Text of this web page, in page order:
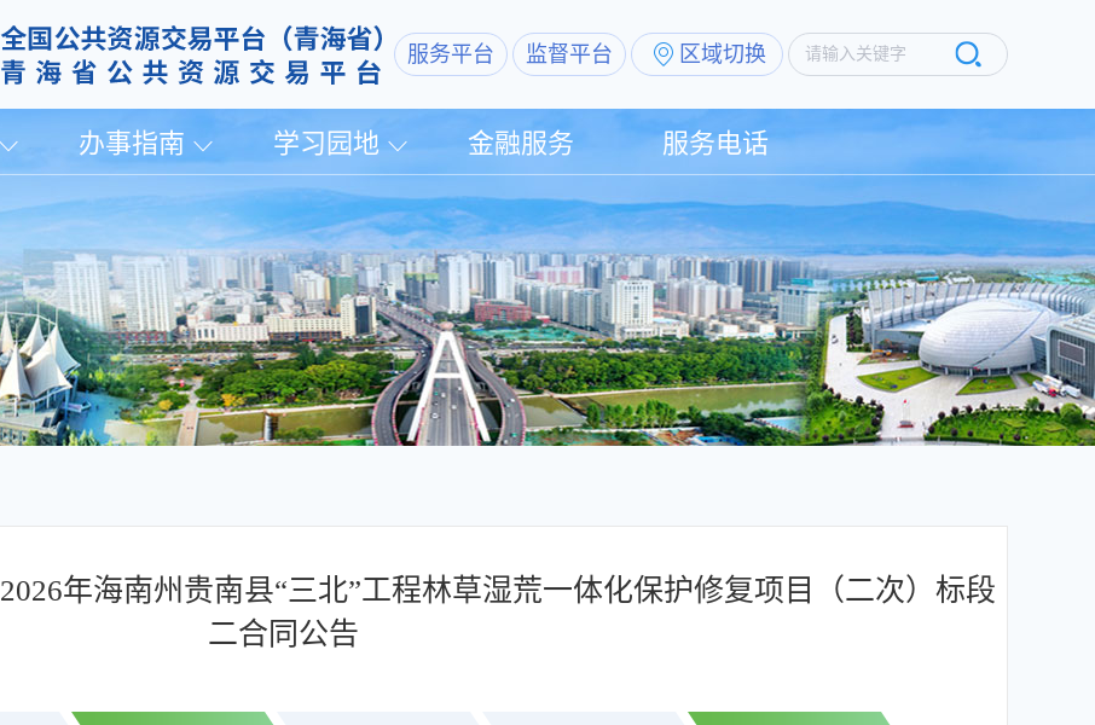
服务平台 监督平台 区域切换 请输入关键字
办事指南 学习园地 金融服务 服务电话
2026年海南州贵南县“三北”工程林草湿荒一体化保护修复项目（二次）标段
二合同公告